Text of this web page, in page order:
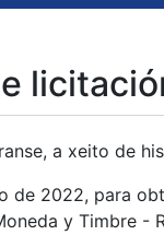
a xeito de
de 2022, para
y Timbre -